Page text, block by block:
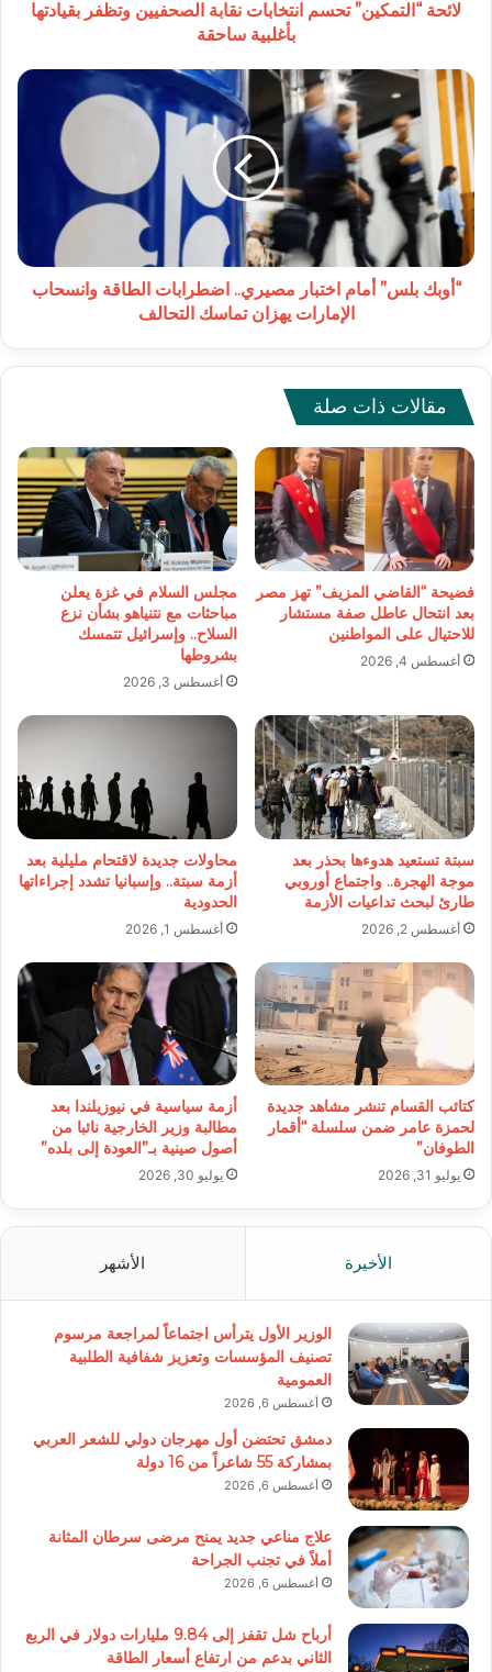
ساحقة
لائحة “التمكين” تحسم انتخابات نقابة الصحفيين وتظفر بقيادتها
بأغلبية ساحقة
“أوبك
بلس”
أمام
اختبار
مصيري..
اضطرابات
الطاقة
وانسحاب
الإمارات
يهزان
“أوبك بلس” أمام اختبار مصيري.. اضطرابات الطاقة وانسحاب
الإمارات يهزان تماسك التحالف
مقالات ذات صلة
فضيحة “القاضي المزيف” تهز مصر
بعد انتحال عاطل صفة مستشار
للاحتيال على المواطنين
أغسطس 4, 2026
مجلس السلام في غزة يعلن
مباحثات مع نتنياهو بشأن نزع
السلاح.. وإسرائيل تتمسك
بشروطها
أغسطس 3, 2026
سبتة تستعيد هدوءها بحذر بعد
موجة الهجرة.. واجتماع أوروبي
طارئ لبحث تداعيات الأزمة
أغسطس 2, 2026
محاولات جديدة لاقتحام مليلية بعد
أزمة سبتة.. وإسبانيا تشدد إجراءاتها
الحدودية
أغسطس 1, 2026
كتائب القسام تنشر مشاهد جديدة
لحمزة عامر ضمن سلسلة “أقمار
الطوفان”
يوليو 31, 2026
أزمة سياسية في نيوزيلندا بعد
مطالبة وزير الخارجية نائبا من
أصول صينية بـ”العودة إلى بلده”
يوليو 30, 2026
الأخيرة الأشهر
الوزير الأول يترأس اجتماعاً لمراجعة مرسوم
تصنيف المؤسسات وتعزيز شفافية الطلبية
العمومية
أغسطس 6, 2026
دمشق تحتضن أول مهرجان دولي للشعر العربي
بمشاركة 55 شاعراً من 16 دولة
أغسطس 6, 2026
علاج مناعي جديد يمنح مرضى سرطان المثانة
أملاً في تجنب الجراحة
أغسطس 6, 2026
أرباح شل تقفز إلى 9.84 مليارات دولار في الربع
الثاني بدعم من ارتفاع أسعار الطاقة